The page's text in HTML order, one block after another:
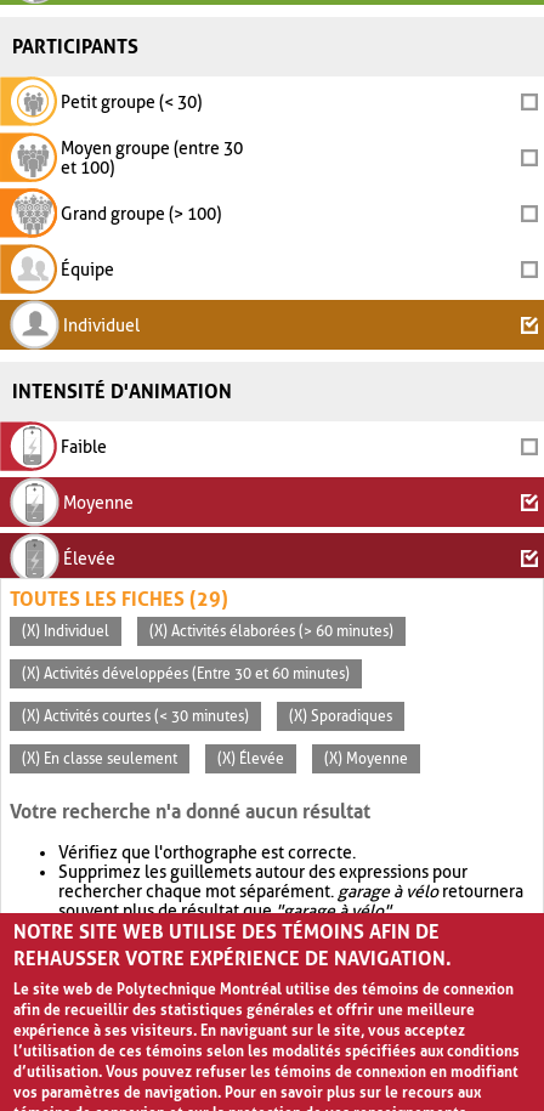
PARTICIPANTS
Petit groupe (< 30)
Moyen groupe (entre 30
et 100)
Grand groupe (> 100)
Équipe
Individuel
INTENSITÉ D'ANIMATION
Faible
Moyenne
Élevée
TOUTES LES FICHES (29)
(X) Individuel (X) Activités élaborées (> 60 minutes)
(X) Activités développées (Entre 30 et 60 minutes)
(X) Activités courtes (< 30 minutes) (X) Sporadiques
(X) En classe seulement (X) Élevée (X) Moyenne
Votre recherche n'a donné aucun résultat
Vérifiez que l'orthographe est correcte.
Supprimez les guillemets autour des expressions pour
rechercher chaque mot séparément. garage à véloretournera
souvent plus de résultat que"garage à vélo".
Envisagez d'élargir votre recherche avec OR.garage OR vélo
retournera souvent plus de résultat quegarage à vélo
NOTRE SITE WEB UTILISE DES TÉMOINS AFIN DE
REHAUSSER VOTRE EXPÉRIENCE DE NAVIGATION.
Le site web de Polytechnique Montréal utilise des témoins de connexion
afin de recueillir des statistiques générales et offrir une meilleure
expérience à ses visiteurs. En naviguant sur le site, vous acceptez
l’utilisation de ces témoins selon les modalités spécifiées aux conditions
d’utilisation. Vous pouvez refuser les témoins de connexion en modifiant
vos paramètres de navigation. Pour en savoir plus sur le recours aux